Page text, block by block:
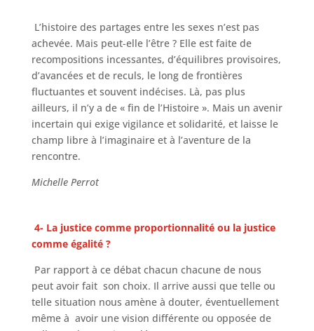
L’histoire des partages entre les sexes n’est pas
achevée. Mais peut-elle l’être ? Elle est faite de
recompositions incessantes, d’équilibres provisoires,
d’avancées et de reculs, le long de frontières
fluctuantes et souvent indécises. Là, pas plus
ailleurs, il n’y a de « fin de l’Histoire ». Mais un avenir
incertain qui exige vigilance et solidarité, et laisse le
champ libre à l’imaginaire et à l’aventure de la
rencontre.
Michelle Perrot
4- La justice comme proportionnalité ou la justice
comme égalité ?
Par rapport à ce débat chacun chacune de nous
peut avoir fait son choix. Il arrive aussi que telle ou
telle situation nous amène à douter, éventuellement
même à avoir une vision différente ou opposée de